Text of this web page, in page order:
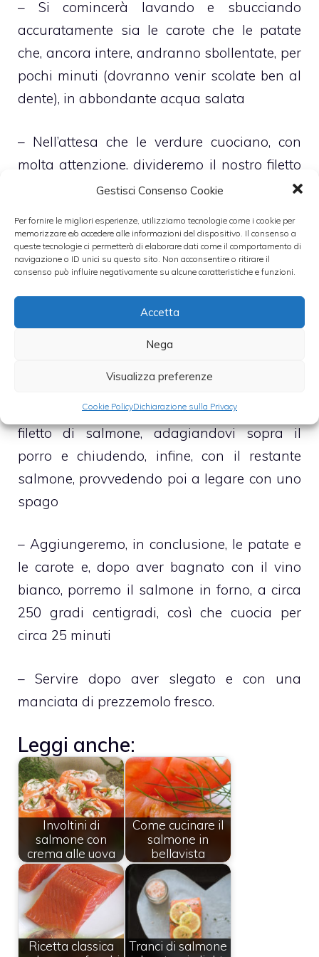
Gestisci Consenso Cookie
Per fornire le migliori esperienze, utilizziamo tecnologie come i cookie per
memorizzare e/o accedere alle informazioni del dispositivo. Il consenso a
queste tecnologie ci permetterà di elaborare dati come il comportamento di
navigazione o ID unici su questo sito. Non acconsentire o ritirare il
consenso può influire negativamente su alcune caratteristiche e funzioni.
Accetta
Nega
Visualizza preferenze
Cookie PolicyDichiarazione sulla Privacy
– Si comincerà lavando e sbucciando
accuratamente sia le carote che le patate
che, ancora intere, andranno sbollentate, per
pochi minuti (dovranno venir scolate ben al
dente), in abbondante acqua salata
– Nell’attesa che le verdure cuociano, con
molta attenzione, divideremo il nostro filetto
di salmone in due parti perfettamente
mix di prezzemolo, sale e pepe in grani
– A questo punto si taglierà, alla julienne e
dopo averlo accuratamente tagliato, il
gambo del nostro porro
delicata della preparazione disponendo, su
una teglia da forno, una delle due parti di
filetto di salmone, adagiandovi sopra il
porro e chiudendo, infine, con il restante
salmone, provvedendo poi a legare con uno
spago
– Aggiungeremo, in conclusione, le patate e
le carote e, dopo aver bagnato con il vino
bianco, porremo il salmone in forno, a circa
250 gradi centigradi, così che cuocia per
circa 25 minuti
– Servire dopo aver slegato e con una
manciata di prezzemolo fresco.
Leggi anche:
Involtini di
salmone con
crema alle uova
Come cucinare il
salmone in
bellavista
Ricetta classica
Tranci di salmone